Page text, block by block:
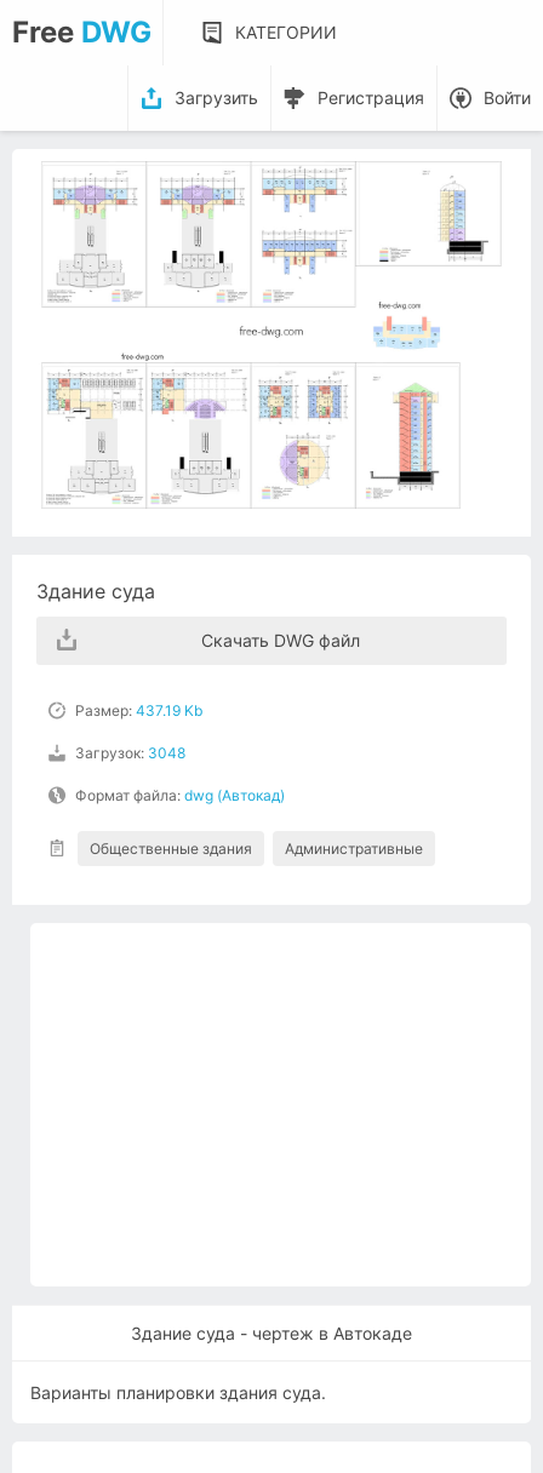
Free DWG КАТЕГОРИИ
Загрузить Регистрация Войти
Здание суда
Скачать DWG файл
Размер: 437.19 Kb
Загрузок: 3048
Формат файла: dwg (Автокад)
Общественные здания Административные
Здание суда - чертеж в Автокаде
Варианты планировки здания суда.